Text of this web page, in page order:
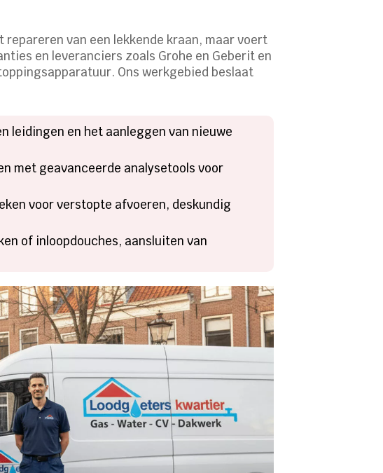
van een lekkende kraan, maar voert
en leveranciers zoals Grohe en Geberit en
Ons werkgebied beslaat
leidingen en het aanleggen van nieuwe
met geavanceerde analysetools voor
voor verstopte afvoeren, deskundig
of inloopdouches, aansluiten van